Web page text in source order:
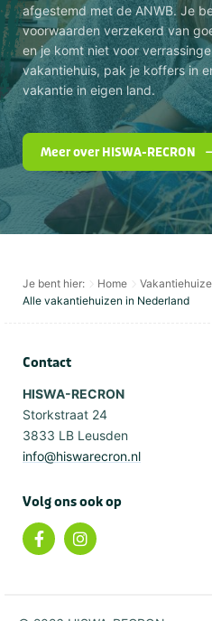
afgestemd met de ANWB. Je
voorwaarden verzekerd van
en je komt niet voor
vakantiehuis, pak je koffers in
vakantie in eigen land.
Meer over HISWA-RECRON
Je bent hier: Home
Alle vakantiehuizen in Nederland
Contact
HISWA-RECRON
Storkstraat 24
3833 LB Leusden
info@hiswarecron.nl
Volg ons ook op